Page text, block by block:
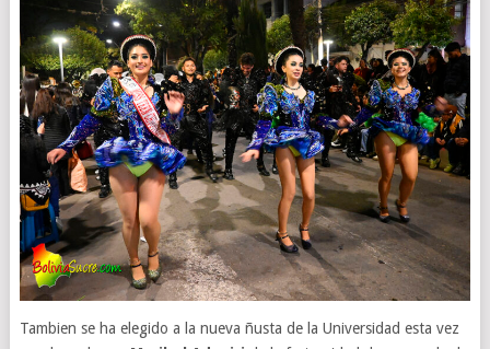
Tambien se ha elegido a la nueva ñusta de la Universidad esta vez